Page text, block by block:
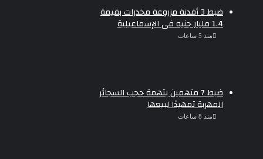
ضبط 3 أفدنة مزروعة مخدرات بقيمة
1.4 مليار جنيه فى الإسماعيلية
منذ 5 ساعات
ضبط 7 متهمين بتهمة حجب السجائر
المهربة تمهيدًا لبيعها
منذ 8 ساعات